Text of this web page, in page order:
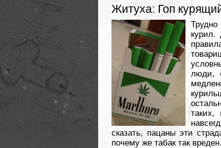
Житуха: Гоп
Трудно
курил.
люди,
таких,
сказать, пацаны эти
почему же табак так